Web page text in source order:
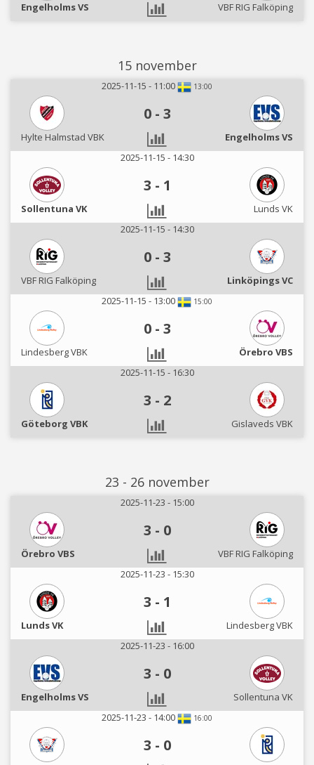
Engelholms VS VBF RIG Falköping
15 november
2025-11-15 - 11:00 13:00
0 - 3
Hylte Halmstad VBK
Engelholms VS
2025-11-15 - 14:30
3 - 1
Sollentuna VK
Lunds VK
2025-11-15 - 14:30
0 - 3
VBF RIG Falköping
Linköpings VC
2025-11-15 - 13:00
15:00
0 - 3
Lindesberg VBK
Örebro VBS
2025-11-15 - 16:30
3 - 2
Göteborg VBK Gislaveds VBK
23 - 26 november
2025-11-23 - 15:00
3 - 0
Örebro VBS
VBF RIG Falköping
2025-11-23 - 15:30
3 - 1
Lunds VK
Lindesberg VBK
2025-11-23 - 16:00
3 - 0
Engelholms VS
Sollentuna VK
2025-11-23 - 14:00
16:00
3 - 0